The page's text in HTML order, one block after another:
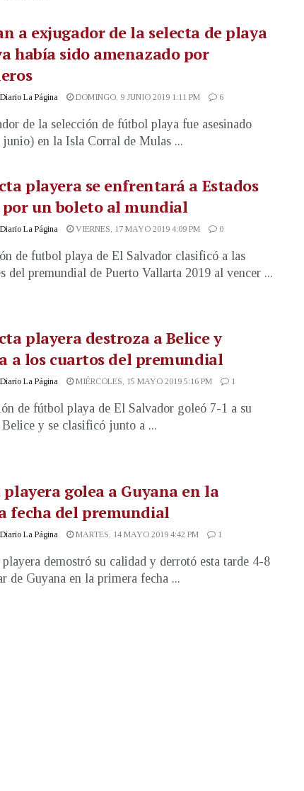
a exjugador de la selecta de playa
había sido amenazado por
La Página DOMINGO, 9 JUNIO 2019 1:11 PM 6
de la selección de fútbol playa fue asesinado
junio) en la Isla Corral de Mulas ...
playera se enfrentará a Estados
por un boleto al mundial
La Página VIERNES, 17 MAYO 2019 4:09 PM 0
de futbol playa de El Salvador clasificó a las
del premundial de Puerto Vallarta 2019 al vencer ...
playera destroza a Belice y
a los cuartos del premundial
La Página MIÉRCOLES, 15 MAYO 2019 5:16 PM 1
de fútbol playa de El Salvador goleó 7-1 a su
y se clasificó junto a ...
playera golea a Guyana en la
fecha del premundial
La Página MARTES, 14 MAYO 2019 4:42 PM 1
demostró su calidad y derrotó esta tarde 4-8
de Guyana en la primera fecha ...